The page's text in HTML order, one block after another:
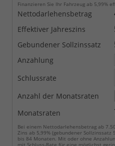
Finanzieren Sie Ihr Fahrzeug ab 5,99%
Nettodarlehensbetrag
Effektiver Jahreszins
Gebundener Sollzinssatz
Anzahlung
Schlussrate
Anzahl der Monatsraten
Monatsraten
Bei einem Nettodarlehensbetrag ab
Zins ab 5,99% (gebundener
bis 84 Monaten. Mit oder ohne
mit Schluss-Rate für eine möglichst